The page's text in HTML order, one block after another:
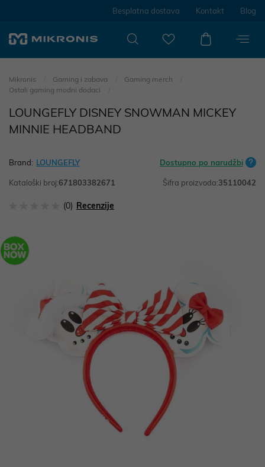
Besplatna dostava Kontakt Blog
Mikronis Gaming i zabava
Gaming merch
Ostali gaming modni dodaci
LOUNGEFLY DISNEY SNOWMAN MICKEY
MINNIE HEADBAND
Brand: LOUNGEFLY Dostupno po narudžbi
Kataloški broj:671803382671 Šifra proizvoda:35110042
(0) Recenzije